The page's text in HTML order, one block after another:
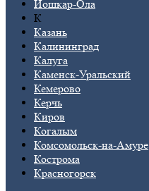
Йошкар-Ола
К
Казань
Калининград
Калуга
Каменск-Уральский
Кемерово
Керчь
Киров
Когалым
Комсомольск-на-Амуре
Кострома
Красногорск